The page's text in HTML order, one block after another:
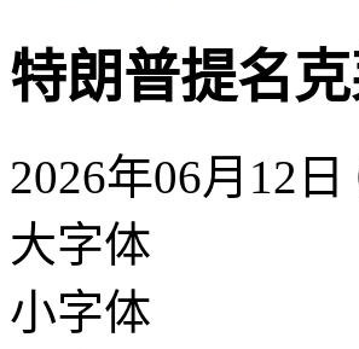
特朗普提名
2026年06月12
大字体
小字体